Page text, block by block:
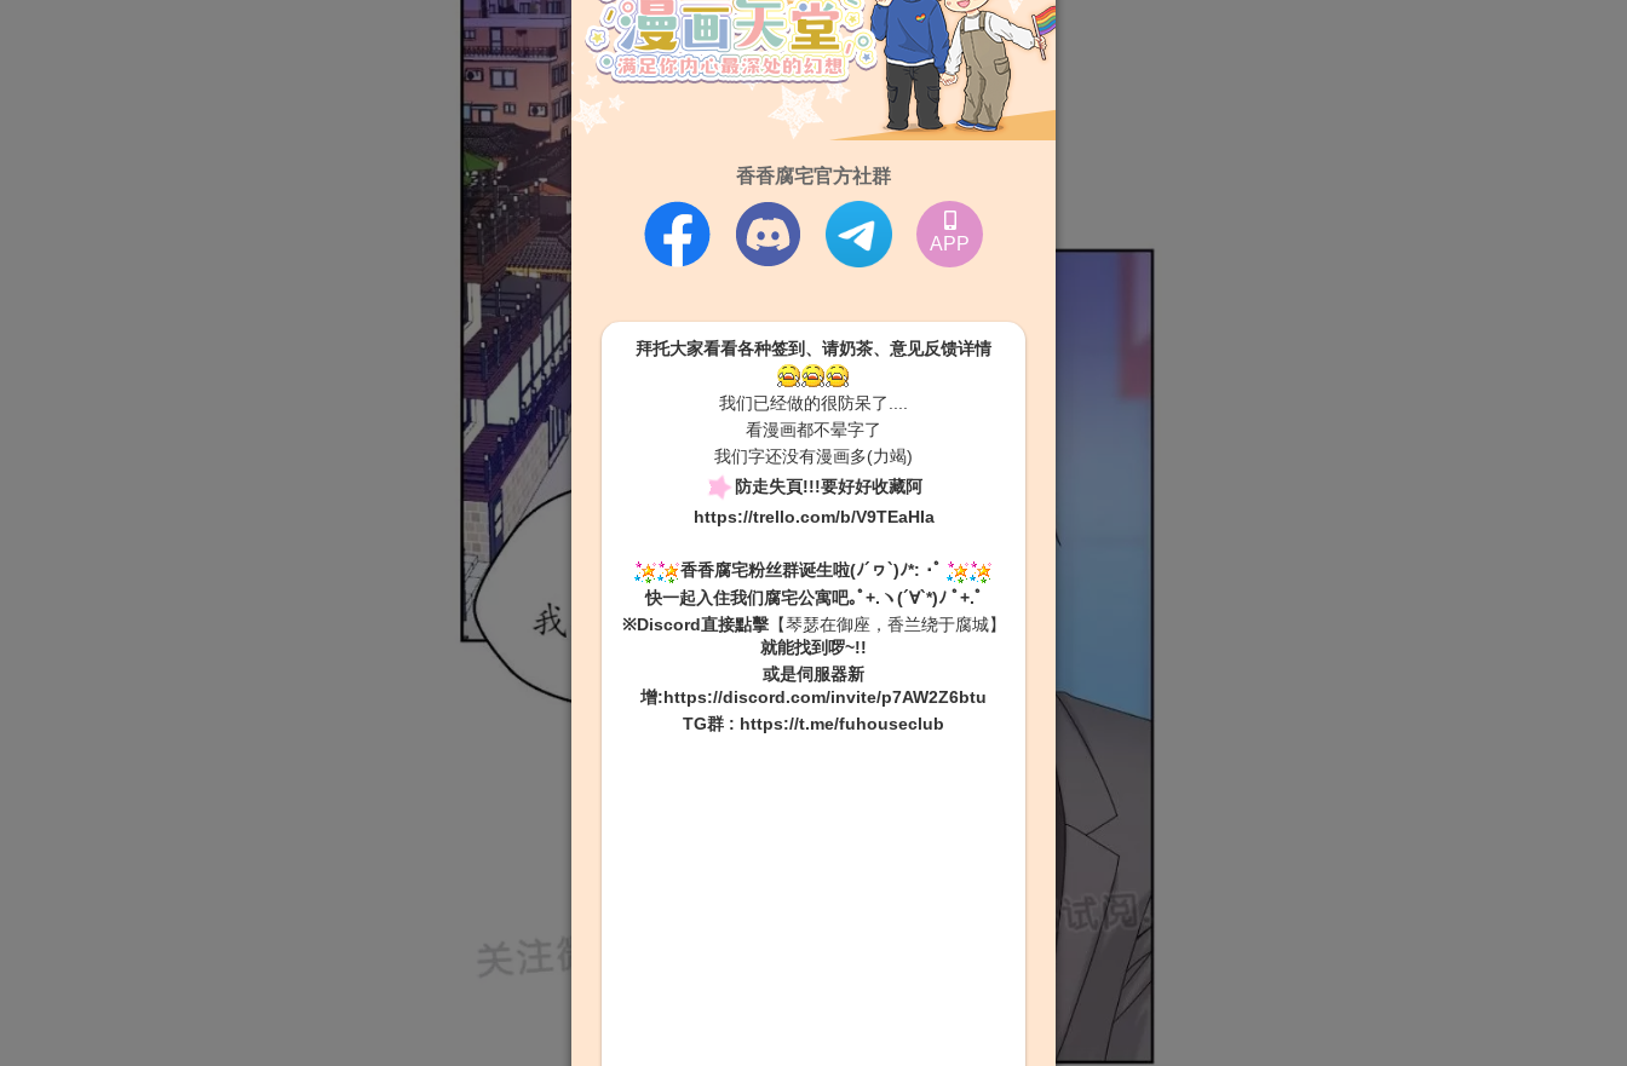
香香腐宅官方社群
APP
拜托大家看看各种签到、请奶茶、意见反馈详情
我们已经做的很防呆了....
看漫画都不晕字了
我们字还没有漫画多(力竭)
防走失頁!!!要好好收藏阿
https://trello.com/b/V9TEaHIa
香香腐宅粉丝群诞生啦(ﾉ´ヮ`)ﾉ*: ･ﾟ
快一起入住我们腐宅公寓吧｡ﾟ+.ヽ(´∀`*)ﾉ ﾟ+.ﾟ
※Discord直接點擊【琴瑟在御座，香兰绕于腐城】
就能找到啰~!!
或是伺服器新
增:https://discord.com/invite/p7AW2Z6btu
TG群 : https://t.me/fuhouseclub